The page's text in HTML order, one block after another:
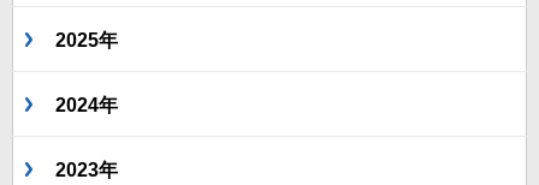
2025年
2024年
2023年